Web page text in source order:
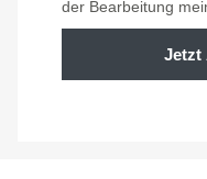
der Bearbeitung
Jetzt